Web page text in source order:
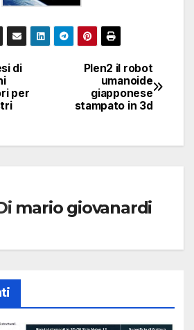
Plen2 il robot
umanoide
giapponese
stampato in 3d
di
per
mario giovanardi